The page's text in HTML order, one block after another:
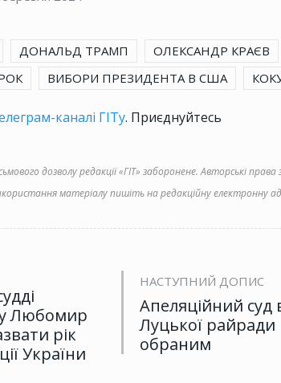
ДОНАЛЬД ТРАМП ОЛЕКСАНДР КРАЄВ
ВИБОРИ ПРЕЗИДЕНТА В США
каналі ГІТу. Приєднуйтесь
дозволу редакції «ГІТ» заборонене. Авторські права
матеріалу пишіть на редакційну електронну
Любомир
рік
України
НАСТУПНИЙ ДОПИС
Апеляційний суд
Луцької райради
обраним